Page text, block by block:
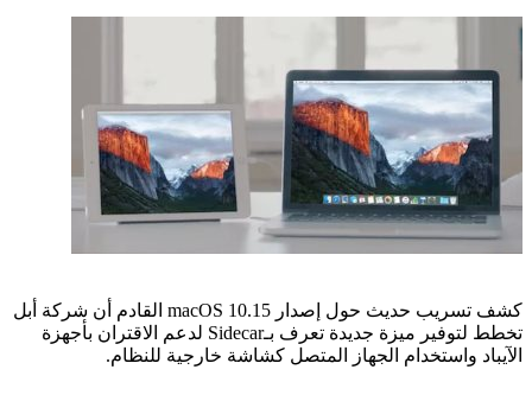
كشف تسريب حديث حول إصدار macOS 10.15 القادم أن شركة أبل
تخطط لتوفير ميزة جديدة تعرف بـSidecar لدعم الاقتران بأجهزة
الآيباد واستخدام الجهاز المتصل كشاشة خارجية للنظام.